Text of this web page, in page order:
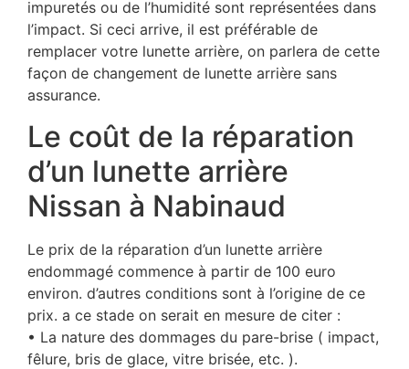
impuretés ou de l’humidité sont représentées dans
l’impact. Si ceci arrive, il est préférable de
remplacer votre lunette arrière, on parlera de cette
façon de changement de lunette arrière sans
assurance.
Le coût de la réparation
d’un lunette arrière
Nissan à Nabinaud
Le prix de la réparation d’un lunette arrière
endommagé commence à partir de 100 euro
environ. d’autres conditions sont à l’origine de ce
prix. a ce stade on serait en mesure de citer :
• La nature des dommages du pare-brise ( impact,
fêlure, bris de glace, vitre brisée, etc. ).